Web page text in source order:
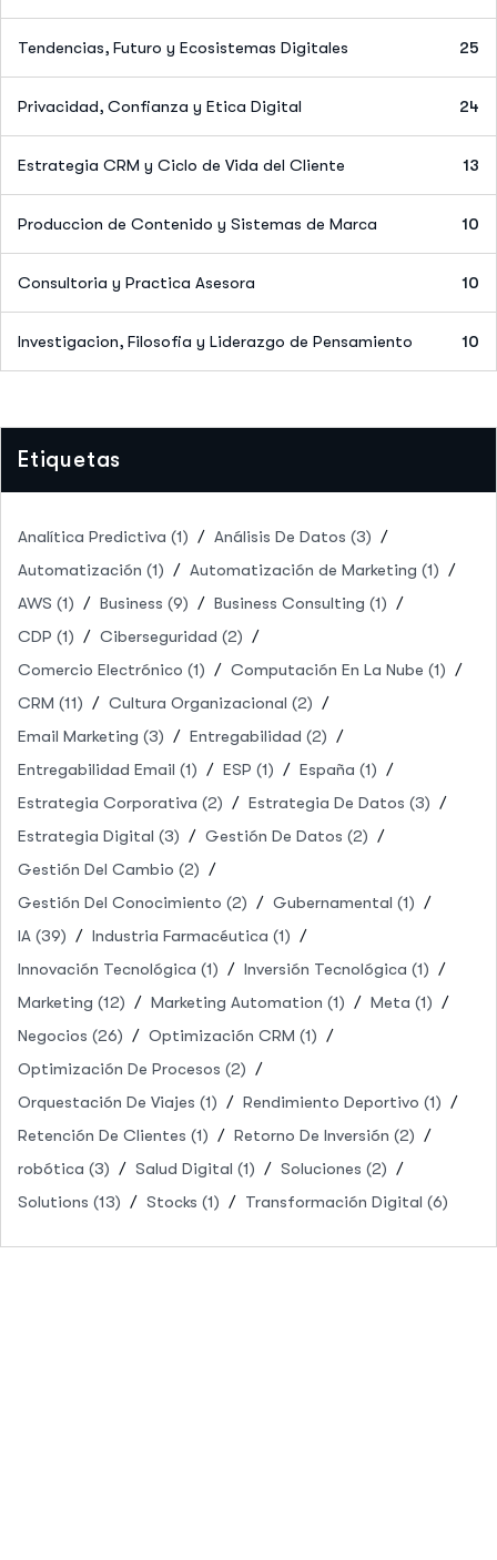
Tendencias, Futuro y Ecosistemas Digitales 25
Privacidad, Confianza y Etica Digital 24
Estrategia CRM y Ciclo de Vida del Cliente 13
Produccion de Contenido y Sistemas de Marca 10
Consultoria y Practica Asesora 10
Investigacion, Filosofia y Liderazgo de Pensamiento 10
Etiquetas
Analítica Predictiva (1) Análisis De Datos (3)
Automatización (1) Automatización de Marketing (1)
AWS (1) Business (9) Business Consulting (1)
CDP (1) Ciberseguridad (2)
Comercio Electrónico (1) Computación En La Nube (1)
CRM (11) Cultura Organizacional (2)
Email Marketing (3) Entregabilidad (2)
Entregabilidad Email (1) ESP (1) España (1)
Estrategia Corporativa (2) Estrategia De Datos (3)
Estrategia Digital (3) Gestión De Datos (2)
Gestión Del Cambio (2)
Gestión Del Conocimiento (2) Gubernamental (1)
IA (39) Industria Farmacéutica (1)
Innovación Tecnológica (1) Inversión Tecnológica (1)
Marketing (12) Marketing Automation (1) Meta (1)
Negocios (26) Optimización CRM (1)
Optimización De Procesos (2)
Orquestación De Viajes (1) Rendimiento Deportivo (1)
Retención De Clientes (1) Retorno De Inversión (2)
robótica (3) Salud Digital (1) Soluciones (2)
Solutions (13) Stocks (1) Transformación Digital (6)